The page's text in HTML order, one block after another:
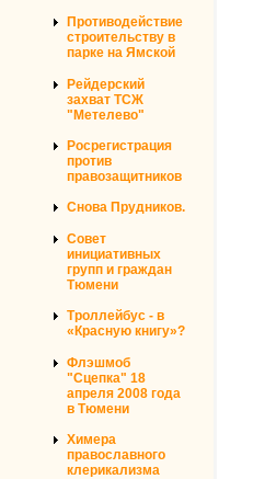
Противодействие
строительству в
парке на Ямской
Рейдерский
захват ТСЖ
"Метелево"
Росрегистрация
против
правозащитников
Снова Прудников.
Совет
инициативных
групп и граждан
Тюмени
Троллейбус - в
«Красную книгу»?
Флэшмоб
"Сцепка" 18
апреля 2008 года
в Тюмени
Химера
православного
клерикализма